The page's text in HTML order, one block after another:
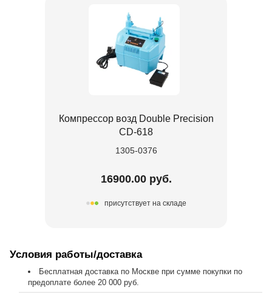
Компрессор возд Double Precision
CD-618
1305-0376
16900.00 руб.
присутствует на складе
Условия работы/доставка
Бесплатная доставка по Москве при сумме покупки по
предоплате более 20 000 руб.